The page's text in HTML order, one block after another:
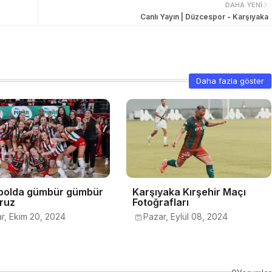
DAHA YENI
Canlı Yayın | Düzcespor - Karşıyaka
Daha fazla göster
gümbür gümbür
Ekim 20, 2024
Karşıyaka Kırşehir Maçı
Fotoğrafları
Pazar, Eylül 08, 2024